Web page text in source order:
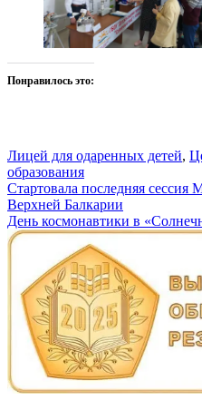
Понравилось это:
Лицей для одаренных детей,
образования
Навигация
по
записям
Стартовала последняя сессия
Верхней Балкарии
День космонавтики в